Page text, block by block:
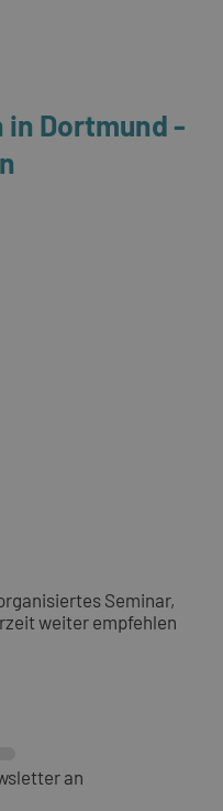
in Dortmund -
Seminar,
weiter empfehlen
an